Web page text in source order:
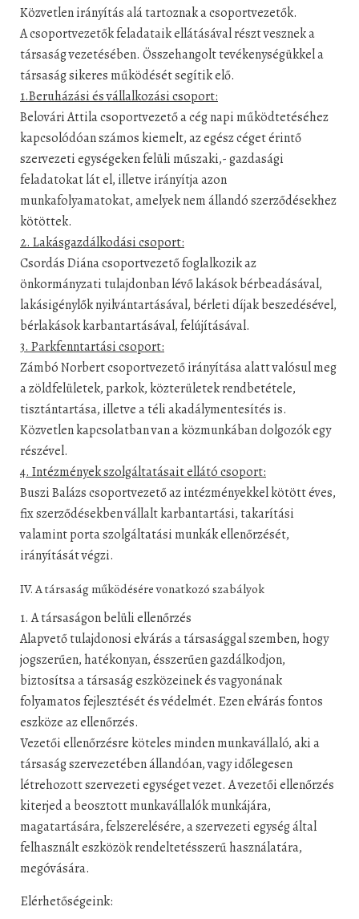
Közvetlen irányítás alá tartoznak a csoportvezetők.
A csoportvezetők feladataik ellátásával részt vesznek a
társaság vezetésében. Összehangolt tevékenységükkel a
társaság sikeres működését segítik elő.
1.Beruházási és vállalkozási csoport:
Belovári Attila csoportvezető a cég napi működtetéséhez
kapcsolódóan számos kiemelt, az egész céget érintő
szervezeti egységeken felüli műszaki,- gazdasági
feladatokat lát el, illetve irányítja azon
munkafolyamatokat, amelyek nem állandó szerződésekhez
kötöttek.
2. Lakásgazdálkodási csoport:
Csordás Diána csoportvezető foglalkozik az
önkormányzati tulajdonban lévő lakások bérbeadásával,
lakásigénylők nyilvántartásával, bérleti díjak beszedésével,
bérlakások karbantartásával, felújításával.
3. Parkfenntartási csoport:
Zámbó Norbert csoportvezető irányítása alatt valósul meg
a zöldfelületek, parkok, közterületek rendbetétele,
tisztántartása, illetve a téli akadálymentesítés is.
Közvetlen kapcsolatban van a közmunkában dolgozók egy
részével.
4. Intézmények szolgáltatásait ellátó csoport:
Buszi Balázs csoportvezető az intézményekkel kötött éves,
fix szerződésekben vállalt karbantartási, takarítási
valamint porta szolgáltatási munkák ellenőrzését,
irányítását végzi.
IV. A társaság működésére vonatkozó szabályok
1. A társaságon belüli ellenőrzés
Alapvető tulajdonosi elvárás a társasággal szemben, hogy
jogszerűen, hatékonyan, ésszerűen gazdálkodjon,
biztosítsa a társaság eszközeinek és vagyonának
folyamatos fejlesztését és védelmét. Ezen elvárás fontos
eszköze az ellenőrzés.
Vezetői ellenőrzésre köteles minden munkavállaló, aki a
társaság szervezetében állandóan, vagy időlegesen
létrehozott szervezeti egységet vezet. A vezetői ellenőrzés
kiterjed a beosztott munkavállalók munkájára,
magatartására, felszerelésére, a szervezeti egység által
felhasznált eszközök rendeltetésszerű használatára,
megóvására.
Elérhetőségeink: